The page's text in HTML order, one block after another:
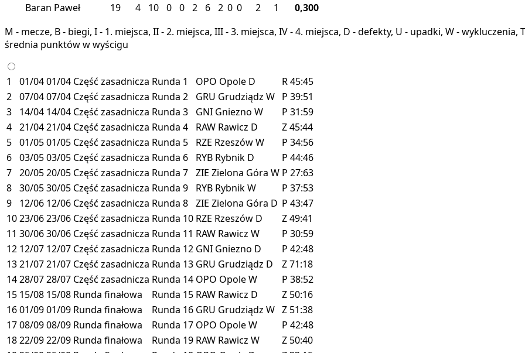
Baran Paweł
19 4 10 0 0 2 6 2 0 0 2 1
0,300
M - mecze, B - biegi, I - 1. miejsca, II - 2. miejsca, III - 3. miejsca, IV - 4. miejsca, D - defekty, U - upadki, W -
średnia punktów w wyścigu
1 01/0401/04 Część zasadnicza Runda 1 OPO Opole D R45:45
2 07/0407/04 Część zasadnicza Runda 2 GRU Grudziądz W P 39:51
3
14/04 14/04 Część zasadnicza Runda 3 GNI Gniezno W P 31:59
4 21/0421/04 Część zasadnicza Runda 4 RAW Rawicz D Z45:44
5 01/0501/05 Część zasadnicza Runda 5 RZE RzeszówW P 34:56
6 03/0503/05 Część zasadnicza Runda 6 RYB Rybnik D P 44:46
7 20/0520/05 Część zasadnicza Runda 7 ZIE Zielona Góra W P 27:63
8 30/0530/05 Część zasadnicza Runda 9 RYB RybnikW P 37:53
9
12/06 12/06 Część zasadnicza Runda 8 ZIE Zielona Góra D P 43:47
1023/0623/06 Część zasadnicza Runda 10 RZE Rzeszów D Z49:41
11 30/0630/06 Część zasadnicza Runda 11 RAW Rawicz W P 30:59
12 12/07 12/07 Część zasadnicza Runda 12 GNI Gniezno D P 42:48
1321/0721/07 Część zasadnicza Runda 13 GRU Grudziądz D Z71:18
1428/0728/07 Część zasadnicza Runda 14 OPO OpoleW P 38:52
15 15/08 15/08 Runda finałowa Runda 15 RAW Rawicz D Z 50:16
1601/0901/09 Runda finałowa Runda 16 GRU Grudziądz W Z 51:38
1708/0908/09 Runda finałowa Runda 17 OPO OpoleW P 42:48
1822/0922/09 Runda finałowa Runda 19 RAW Rawicz W Z 50:40